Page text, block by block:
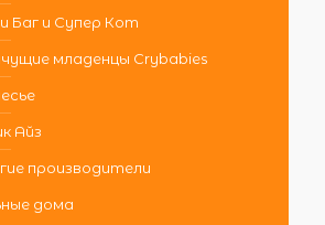
Баг и Супер Кот
младенцы Crybabies
Айз
производители
дома